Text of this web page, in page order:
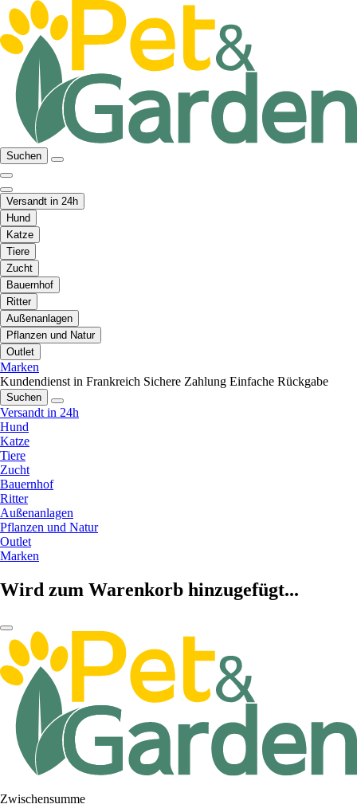
Suchen
Versandt in 24h
Hund
Katze
Tiere
Zucht
Bauernhof
Ritter
Außenanlagen
Pflanzen und Natur
Outlet
Marken
Kundendienst in Frankreich Sichere Zahlung Einfache Rückgabe
Suchen
Versandt in 24h
Hund
Katze
Tiere
Zucht
Bauernhof
Ritter
Außenanlagen
Pflanzen und Natur
Outlet
Marken
Wird zum Warenkorb hinzugefügt...
Zwischensumme